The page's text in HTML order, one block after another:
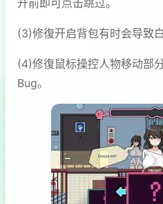
(3)修復开启背包有时会导致
(4)修復鼠标操控人物移动部
Bug。